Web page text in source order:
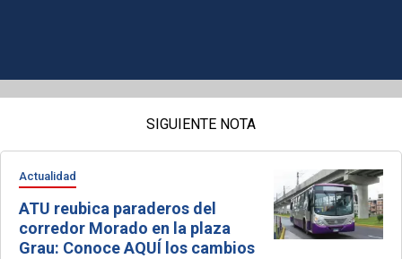
SIGUIENTE NOTA
Actualidad
ATU reubica paraderos del
corredor Morado en la plaza
Grau: Conoce AQUÍ los cambios